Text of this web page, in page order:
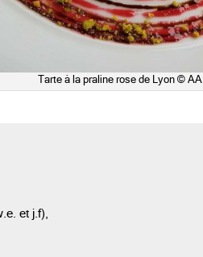
Tarte à la praline rose de Lyon © AA
et j.f),